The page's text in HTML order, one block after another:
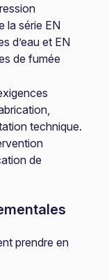
la série EN
d’eau et EN
de fumée
technique.
de
prendre en